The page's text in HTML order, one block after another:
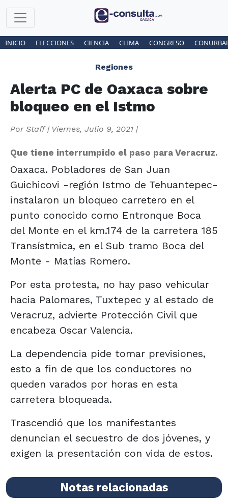
INICIO ELECCIONES CIENCIA CLIMA CONGRESO
Regiones
Alerta PC de Oaxaca sobre
bloqueo en el Istmo
Por Staff| Viernes, Julio 9, 2021 |
Que tiene interrumpido el paso para Veracruz.
Oaxaca. Pobladores de San Juan
Guichicovi -región Istmo de Tehuantepec-
instalaron un bloqueo carretero en el
punto conocido como Entronque Boca
del Monte en el km.174 de la carretera 185
Transístmica, en el Sub tramo Boca del
Monte - Matías Romero.
Por esta protesta, no hay paso vehicular
hacia Palomares, Tuxtepec y al estado de
Veracruz, advierte Protección Civil que
encabeza Oscar Valencia.
La dependencia pide tomar previsiones,
esto a fin de que los conductores no
queden varados por horas en esta
carretera bloqueada.
Trascendió que los manifestantes
denuncian el secuestro de dos jóvenes, y
exigen la presentación con vida de estos.
Notas relacionadas